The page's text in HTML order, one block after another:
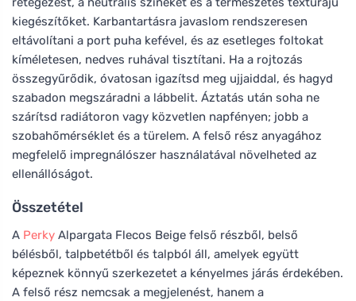
kiegészítőket. Karbantartásra javaslom rendszeresen
eltávolítani a port puha kefével, és az esetleges foltokat
kíméletesen, nedves ruhával tisztítani. Ha a rojtozás
összegyűrődik, óvatosan igazítsd meg ujjaiddal, és hagyd
szabadon megszáradni a lábbelit. Áztatás után soha ne
szárítsd radiátoron vagy közvetlen napfényen; jobb a
szobahőmérséklet és a türelem. A felső rész anyagához
megfelelő impregnálószer használatával növelheted az
ellenállóságot.
Összetétel
A Perky Alpargata Flecos Beige felső részből, belső
bélésből, talpbetétből és talpból áll, amelyek együtt
képeznek könnyű szerkezetet a kényelmes járás érdekében.
A felső rész nemcsak a megjelenést, hanem a